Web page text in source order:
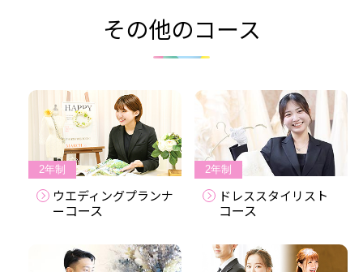
その他のコース
2年制
ウエディングプランナ
ーコース
2年制
ドレススタイリスト
コース